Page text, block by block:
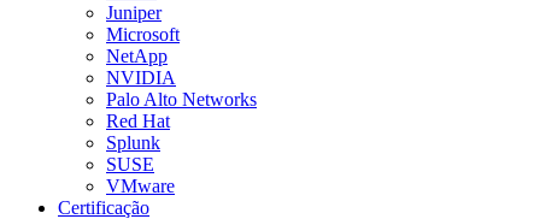
Juniper
Microsoft
NetApp
NVIDIA
Palo Alto Networks
Red Hat
Splunk
SUSE
VMware
Certificação